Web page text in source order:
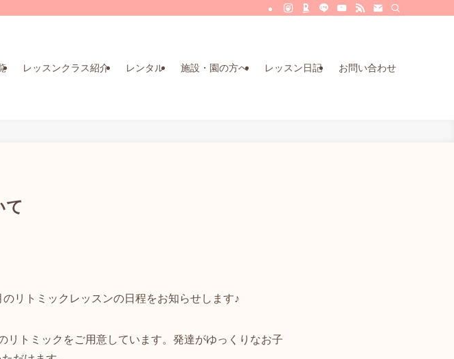
レッスンクラス紹介 レンタル 施設・園の方へ レッスン日記 お問い合わせ
て
リトミックレッスンの日程をお知らせします♪
トミックをご用意しています。発達がゆっくりなお子